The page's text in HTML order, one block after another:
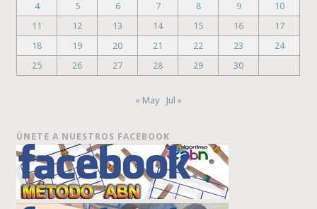
4
5 6 7 8 9
10
11
12 13 14 15 16
17
18
19 20 21 22 23
24
25
26 27 28 29 30
« May Jul »
ÚNETE A NUESTROS FACEBOOK